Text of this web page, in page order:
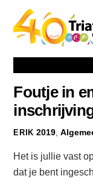
content
Foutje in
ERIK 2019,
Het is jullie vast
dat je bent